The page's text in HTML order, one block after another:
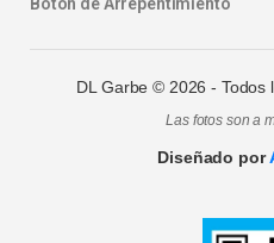
Boton de Arrepentimiento
DL Garbe © 2026 - Todos
Las fotos son a
Diseñado por